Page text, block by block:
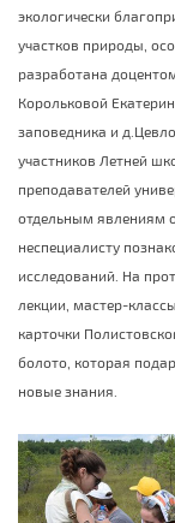
экологически
участков природы,
разработана
Корольковой
заповедника и
участников Летней
преподавателей
отдельным явлениям
неспециалисту
исследований. На
лекции, мастер-
карточки
болото, которая
новые знания.